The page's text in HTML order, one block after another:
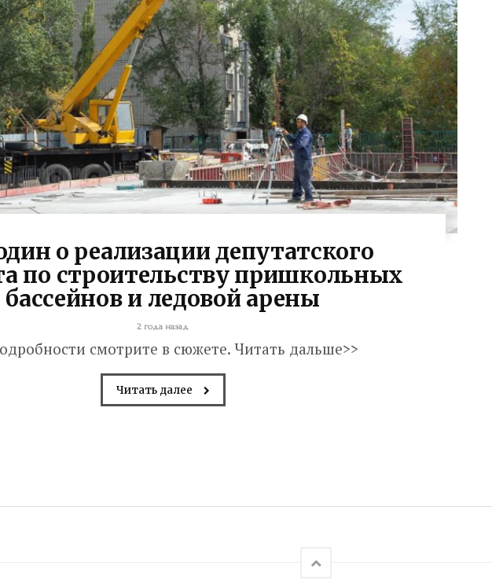
о реализации депутатского
по строительству пришкольных
бассейнов и ледовой арены
2 года назад
смотрите в сюжете. Читать дальше>>
Читать далее